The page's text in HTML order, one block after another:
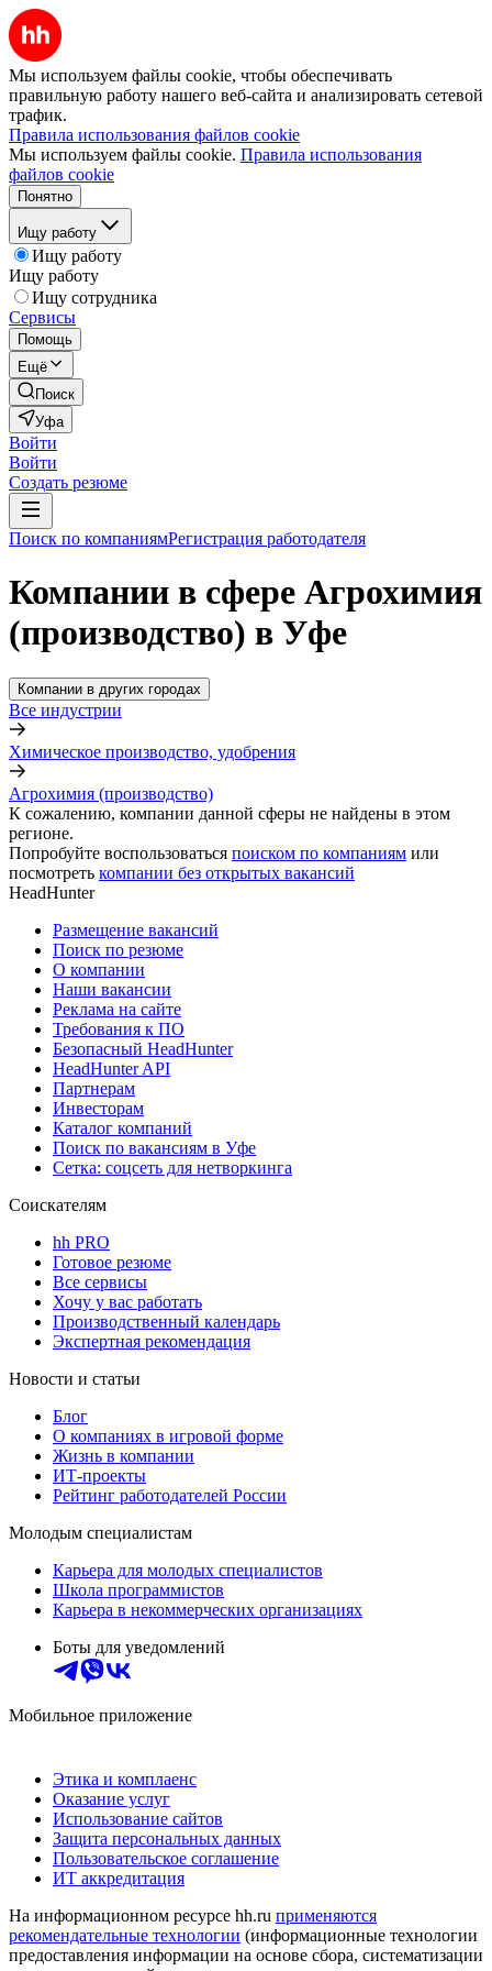
Мы используем файлы cookie, чтобы обеспечивать
правильную работу нашего веб-сайта и анализировать сетевой
трафик.
Правила использования файлов cookie
Мы используем файлы cookie. Правила использования
файлов cookie
Понятно
Ищу работу
Ищу работу
Ищу работу
Ищу сотрудника
Сервисы
Помощь
Ещё
Поиск
Уфа
Войти
Войти
Создать резюме
Поиск по компаниямРегистрация работодателя
Компании в сфере Агрохимия
(производство) в Уфе
Компании в других городах
Все индустрии
Химическое производство, удобрения
Агрохимия (производство)
К сожалению, компании данной сферы не найдены в этом
регионе.
Попробуйте воспользоваться поиском по компаниям или
посмотреть компании без открытых вакансий
HeadHunter
Размещение вакансий
Поиск по резюме
О компании
Наши вакансии
Реклама на сайте
Требования к ПО
Безопасный HeadHunter
HeadHunter API
Партнерам
Инвесторам
Каталог компаний
Поиск по вакансиям в Уфе
Сетка: соцсеть для нетворкинга
Соискателям
hh PRO
Готовое резюме
Все сервисы
Хочу у вас работать
Производственный календарь
Экспертная рекомендация
Новости и статьи
Блог
О компаниях в игровой форме
Жизнь в компании
ИТ-проекты
Рейтинг работодателей России
Молодым специалистам
Карьера для молодых специалистов
Школа программистов
Карьера в некоммерческих организациях
Боты для уведомлений
Мобильное приложение
Этика и комплаенс
Оказание услуг
Использование сайтов
Защита персональных данных
Пользовательское соглашение
ИТ аккредитация
На информационном ресурсе hh.ru применяются
рекомендательные технологии (информационные технологии
предоставления информации на основе сбора, систематизации